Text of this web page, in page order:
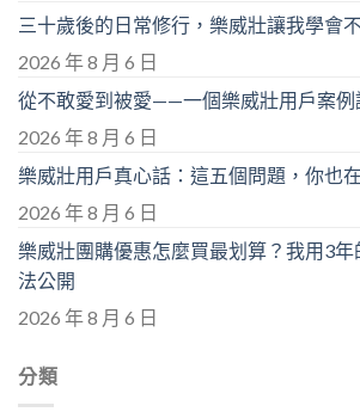
三十歲後的日常修行，樂威壯讓我學會
2026 年 8 月 6 日
從不敢愛到被愛——一個樂威壯用戶案例
2026 年 8 月 6 日
樂威壯用戶真心話：這五個問題，你也
2026 年 8 月 6 日
樂威壯團購優惠怎麼買最划算？我用3
法公開
2026 年 8 月 6 日
分類